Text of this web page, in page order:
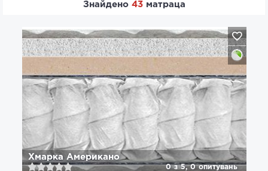
Знайдено 43матраца
Хмарка Американо
0 з 5, 0 опитувань